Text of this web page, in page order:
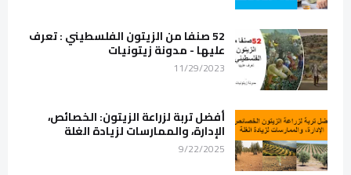
52 صنفا من الزيتون الفلسطيني : تعرف
عليها - مدونة زيتونيات
11/29/2023
أفضل تربة لزراعة الزيتون: الخصائص،
الإدارة، والممارسات لزيادة الغلة
9/22/2025